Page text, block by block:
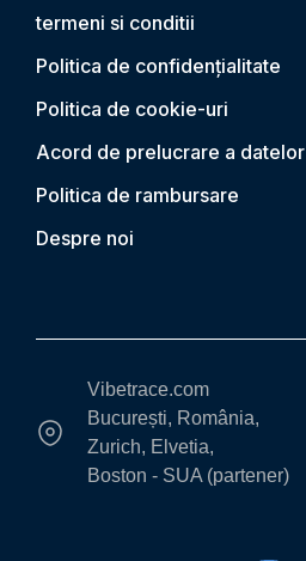
termeni si conditii
Politica de confidențialitate
Politica de cookie-uri
Acord de prelucrare a datelor
Politica de rambursare
Despre noi
Vibetrace.com
București, România,
Zurich, Elvetia,
Boston - SUA (partener)